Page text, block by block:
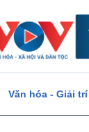
Văn hóa - Giải trí